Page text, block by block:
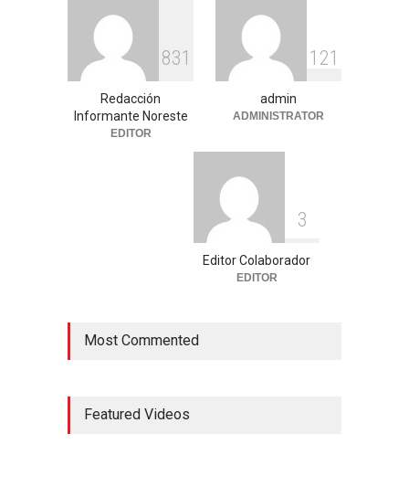
831
Redacción
Informante Noreste
EDITOR
1 21
admin
ADMINISTRATOR
3
Editor Colaborador
EDITOR
Most Commented
Featured Videos